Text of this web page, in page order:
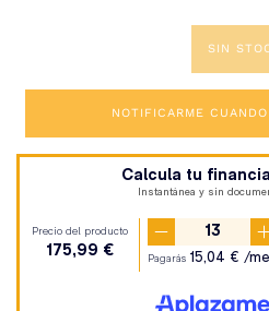
SIN
NOTIFICARME